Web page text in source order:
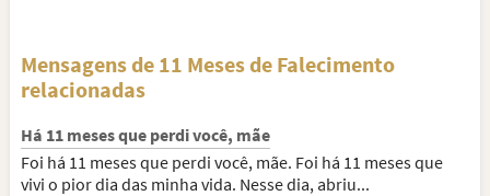
Mensagens de 11 Meses de Falecimento
relacionadas
Há 11 meses que perdi você, mãe
Foi há 11 meses que perdi você, mãe. Foi há 11 meses que
vivi o pior dia das minha vida. Nesse dia, abriu...